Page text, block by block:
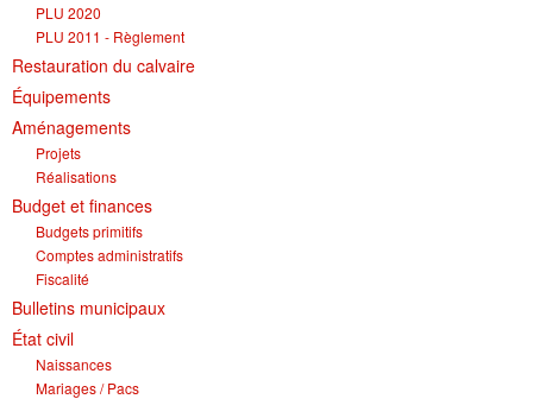
PLU 2020
PLU 2011 - Règlement
Restauration du calvaire
Équipements
Aménagements
Projets
Réalisations
Budget et finances
Budgets primitifs
Comptes administratifs
Fiscalité
Bulletins municipaux
État civil
Naissances
Mariages / Pacs